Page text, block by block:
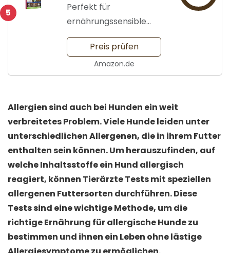
5
Perfekt für
ernährungssensible
Hunde
Preis prüfen
Amazon.de
Allergien sind auch bei Hunden ein weit
verbreitetes Problem. Viele Hunde leiden unter
unterschiedlichen Allergenen, die in ihrem Futter
enthalten sein können. Um herauszufinden, auf
welche Inhaltsstoffe ein Hund allergisch
reagiert, können Tierärzte Tests mit speziellen
allergenen Futtersorten durchführen. Diese
Tests sind eine wichtige Methode, um die
richtige Ernährung für allergische Hunde zu
bestimmen und ihnen ein Leben ohne lästige